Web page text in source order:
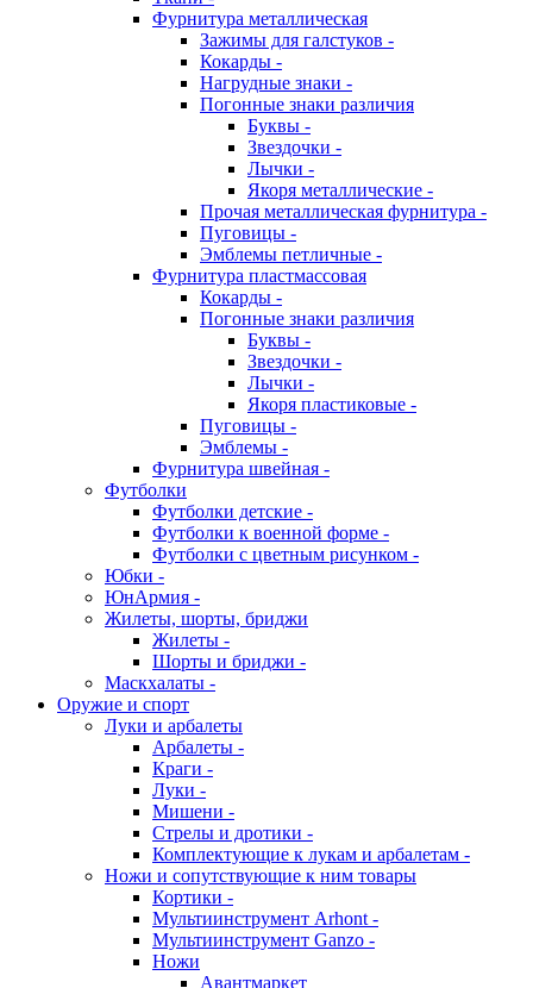
Фурнитура металлическая
Зажимы для галстуков -
Кокарды -
Нагрудные знаки -
Погонные знаки различия
Буквы -
Звездочки -
Лычки -
Якоря металлические -
Прочая металлическая фурнитура -
Пуговицы -
Эмблемы петличные -
Фурнитура пластмассовая
Кокарды -
Погонные знаки различия
Буквы -
Звездочки -
Лычки -
Якоря пластиковые -
Пуговицы -
Эмблемы -
Фурнитура швейная -
Футболки
Футболки детские -
Футболки к военной форме -
Футболки с цветным рисунком -
Юбки -
ЮнАрмия -
Жилеты, шорты, бриджи
Жилеты -
Шорты и бриджи -
Маскхалаты -
Оружие и спорт
Луки и арбалеты
Арбалеты -
Краги -
Луки -
Мишени -
Стрелы и дротики -
Комплектующие к лукам и арбалетам -
Ножи и сопутствующие к ним товары
Кортики -
Мультиинструмент Arhont -
Мультиинструмент Ganzo -
Ножи
Авантмаркет